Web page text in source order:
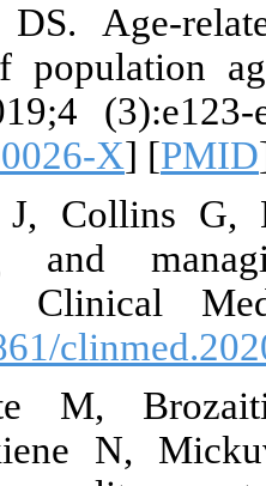
6. Kehler
measure of
Health.
2667
7. Rogers
Identifying
symptoms.
[
8.